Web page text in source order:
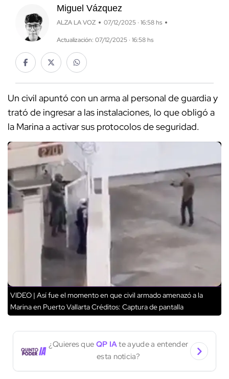
Miguel Vázquez
ALZA LA VOZ 07/12/2025 · 16:58 hs
Actualización: 07/12/2025 · 16:58 hs
Un civil apuntó con un arma al personal de guardia y
trató de ingresar a las instalaciones, lo que obligó a
la Marina a activar sus protocolos de seguridad.
VIDEO | Así fue el momento en que civil armado amenazó a la
Marina en Puerto VallartaCréditos: Captura de pantalla
¿Quieres que QP IAte ayude a entender
esta noticia?